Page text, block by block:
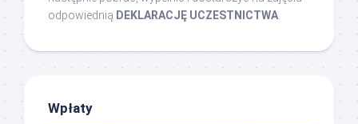
odpowiednią DEKLARACJĘ UCZESTNICTWA
Wpłaty